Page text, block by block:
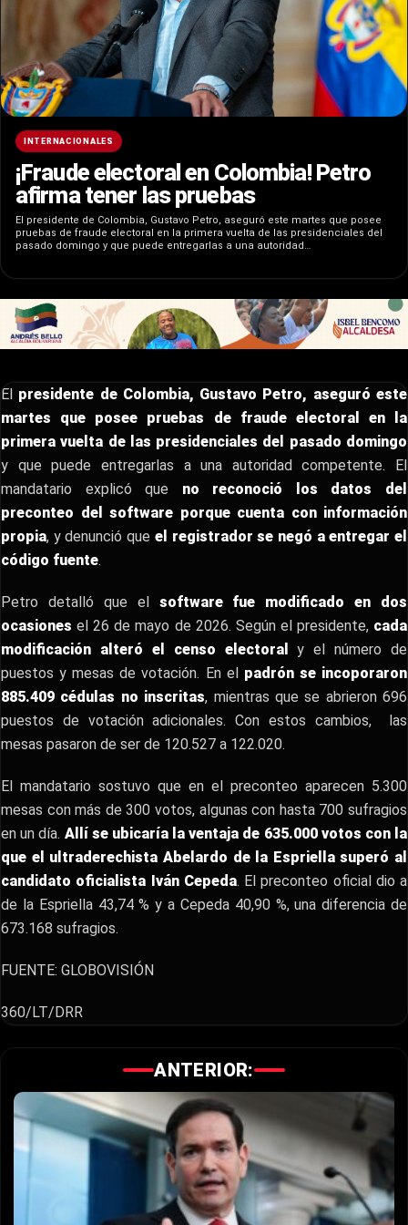
INTERNACIONALES
¡Fraude electoral en Colombia! Petro
afirma tener las pruebas
El presidente de Colombia, Gustavo Petro, aseguró este martes que posee
pruebas de fraude electoral en la primera vuelta de las presidenciales del
pasado domingo y que puede entregarlas a una autoridad…
El presidente de Colombia, Gustavo Petro, aseguró este
martes que posee pruebas de fraude electoral en la
primera vuelta de las presidenciales del pasado domingo
y que puede entregarlas a una autoridad competente. El
mandatario explicó que no reconoció los datos del
preconteo del software porque cuenta con información
propia, y denunció que el registrador se negó a entregar el
código fuente.
Petro detalló que el software fue modificado en dos
ocasiones el 26 de mayo de 2026. Según el presidente, cada
modificación alteró el censo electoral
y el número de
puestos y mesas de votación. En el padrón se incoporaron
885.409 cédulas no inscritas, mientras que se abrieron 696
puestos de votación adicionales. Con estos cambios, las
mesas pasaron de ser de 120.527 a 122.020.
El mandatario sostuvo que en el preconteo aparecen 5.300
mesas con más de 300 votos, algunas con hasta 700 sufragios
en un día. Allí se ubicaría la ventaja de 635.000 votos con la
que el ultraderechista Abelardo de la Espriella superó al
candidato oficialista Iván Cepeda. El preconteo oficial dio a
de la Espriella 43,74 % y a Cepeda 40,90 %, una diferencia de
673.168 sufragios.
FUENTE: GLOBOVISIÓN
360/LT/DRR
ANTERIOR: